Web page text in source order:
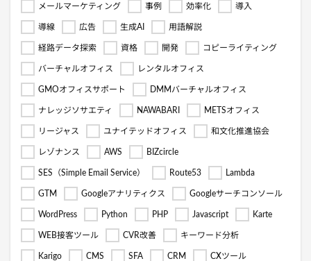
メールマーケティング 事例 効率化 導入
導線 広告 生成AI 用語解説
経路データ探索 資格 開発 コピーライティング
バーチャルオフィス レンタルオフィス
GMOオフィスサポート DMMバーチャルオフィス
ナレッジソサエティ NAWABARI METSオフィス
リージャス ユナイテッドオフィス 和文化推進協会
レゾナンス AWS BIZcircle
SES（Simple Email Service） Route53 Lambda
GTM Googleアナリティクス Googleサーチコンソール
WordPress Python PHP Javascript Karte
WEB接客ツール CVR改善 キーワード分析
Karigo CMS SFA CRM CXツール